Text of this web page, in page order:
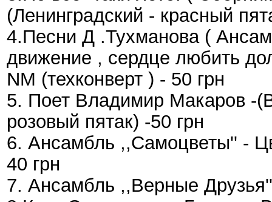
(Ленинградский - красный
4.Песни Д .Тухманова (
движение , сердце любить
NM (техконверт ) - 50 грн
5. Поет Владимир Макаров -
розовый пятак) -50 грн
6. Ансамбль ,,Самоцветы'' -
40 грн
7. Ансамбль ,,Верные